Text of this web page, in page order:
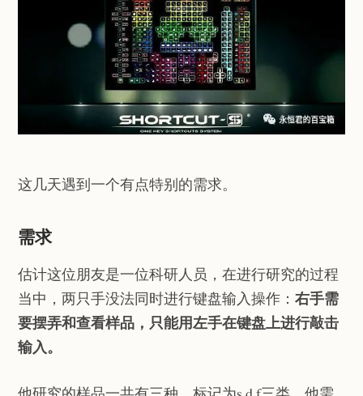
这几天遇到一个有点特别的需求。
需求
估计这位朋友是一位科研人员，在进行研究的过程
当中，两只手没法同时进行键盘输入操作：右手需
要摆弄和查看样品，只能用左手在键盘上进行敲击
输入。